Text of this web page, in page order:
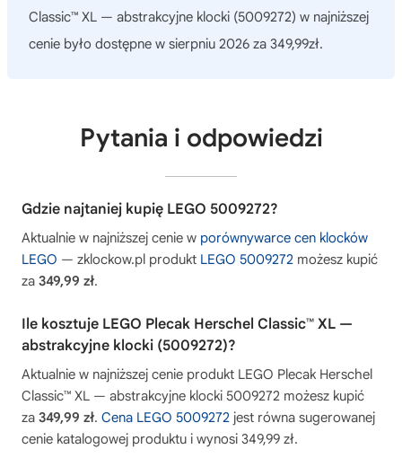
Classic™ XL — abstrakcyjne klocki (5009272) w najniższej
cenie było dostępne w sierpniu 2026 za 349,99zł.
Pytania i odpowiedzi
Gdzie najtaniej kupię LEGO 5009272?
Aktualnie w najniższej cenie w porównywarce cen klocków
LEGO — zklockow.pl produkt LEGO 5009272 możesz kupić
za 349,99 zł.
Ile kosztuje LEGO Plecak Herschel Classic™ XL —
abstrakcyjne klocki (5009272)?
Aktualnie w najniższej cenie produkt LEGO Plecak Herschel
Classic™ XL — abstrakcyjne klocki 5009272 możesz kupić
za 349,99 zł. Cena LEGO 5009272 jest równa sugerowanej
cenie katalogowej produktu i wynosi 349,99 zł.